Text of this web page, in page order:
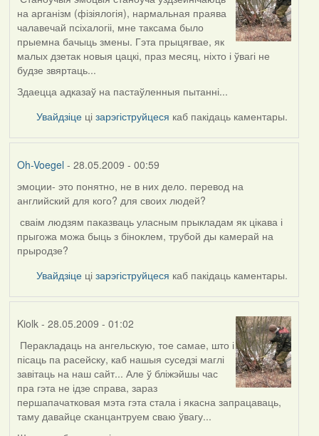
In
reply
to
by
Oh-
Voegel
на арганізм (фізіялогія), нармальная праява
чалавечай псіхалогіі, мне таксама было
прыемна бачыць змены. Гэта прыцягвае, як
малых дзетак новыя цацкі, праз месяц, ніхто і ўвагі не
будзе звяртаць...
Здаецца адказаў на пастаўленныя пытанні...
Увайдзіце цізарэгіструйцеся каб пакідаць каментары.
Oh-Voegel - 28.05.2009 - 00:59
In
reply
to
by
Kiolk
эмоции- это понятно, не в них дело. перевод на
английский для кого? для своих людей?
сваім людзям паказваць уласным прыкладам як цікава і
прыгожа можа быць з біноклем, трубой ды камерай на
прыродзе?
Увайдзіце цізарэгіструйцеся каб пакідаць каментары.
Kiolk- 28.05.2009 - 01:02
In
reply
to
by
Oh-
Voegel
Перакладаць на ангельскую, тое самае, што і
пісаць па расейску, каб нашыя суседзі маглі
завітаць на наш сайт... Але ў бліжэйшы час
пра гэта не ідзе справа, зараз
першапачатковая мэта гэта стала і якасна запрацаваць,
таму давайце сканцантруем сваю ўвагу...